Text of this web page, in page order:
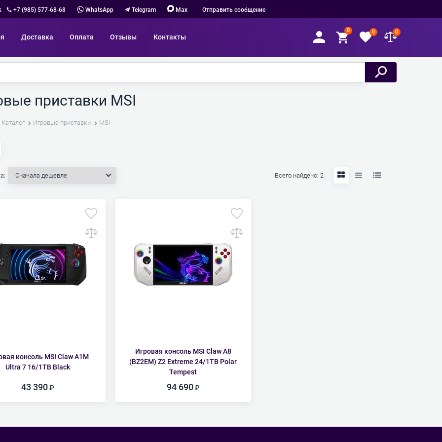
+7 (985) 577-68-68 WhatsApp Telegram Max Отправить сообщение
Доставка Оплата Отзывы Контакты
0 0 0
приставки MSI
Каталог Игровые приставки MSI
Всего найдено: 2
консоль MSI Claw A1M
Ultra 7 16/1TB Black
43 390
Игровая консоль MSI Claw A8
(BZ2EM) Z2 Extreme 24/1TB Polar
Tempest
94 690